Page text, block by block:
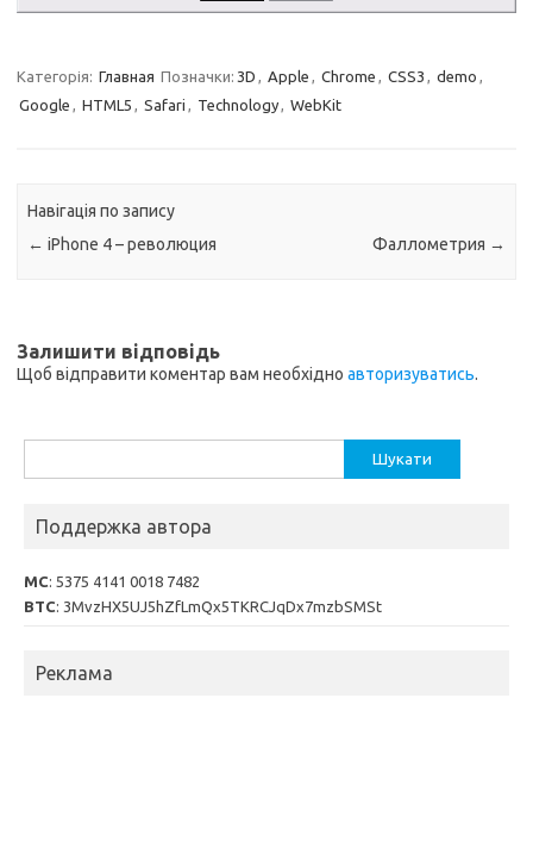
Категорія: Главная Позначки: 3D Apple Chrome CSS3 demo
Google
HTML5 Safari Technology WebKit
Навігація по запису
← iPhone 4 – революция Фаллометрия →
Залишити відповідь
Щоб відправити коментар вам необхідно авторизуватись.
Поддержка автора
MC: 5375 4141 0018 7482
BTC: 3MvzHX5UJ5hZfLmQx5TKRCJqDx7mzbSMSt
Реклама